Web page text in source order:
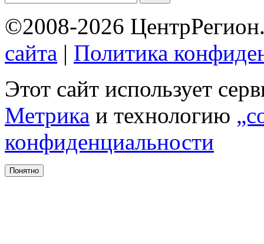
©2008-2026
сайта | Политика
Этот сайт использует
Метрика и технологию
конфиденциальности
Понятно